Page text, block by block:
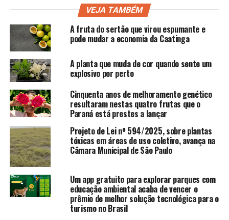
VEJA TAMBÉM
A fruta do sertão que virou espumante e
pode mudar a economia da Caatinga
A planta que muda de cor quando sente um
explosivo por perto
Cinquenta anos de melhoramento genético
resultaram nestas quatro frutas que o
Paraná está prestes a lançar
Projeto de Lei nº 594/2025, sobre plantas
tóxicas em áreas de uso coletivo, avança na
Câmara Municipal de São Paulo
Um app gratuito para explorar parques com
educação ambiental acaba de vencer o
prêmio de melhor solução tecnológica para o
turismo no Brasil